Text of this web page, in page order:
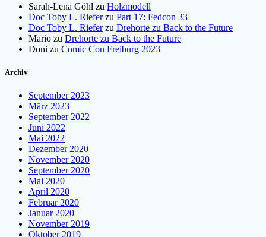
Sarah-Lena Göhl zu Holzmodell
Doc Toby L. Rieferzu Part 17: Fedcon 33
Doc Toby L. Rieferzu Drehorte zu Back to the Future
Mario zu Drehorte zu Back to the Future
Doni zu Comic Con Freiburg 2023
Archiv
September 2023
März 2023
September 2022
Juni 2022
Mai 2022
Dezember 2020
November 2020
September 2020
Mai 2020
April 2020
Februar 2020
Januar 2020
November 2019
Oktober 2019